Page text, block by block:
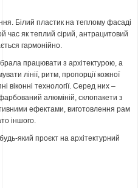
Білий пластик на теплому фасаді
час як теплий сірий, антрацитовий
гармонійно.
працювати з архітектурою, а
лінії, ритм, пропорції кожної
віконні технології. Серед них –
алюміній, склопакети з
ефектами, виготовлення рам
іншого.
який проєкт на архітектурний